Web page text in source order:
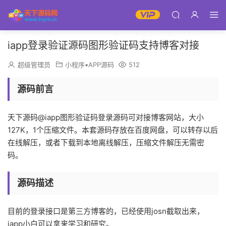
iapp登录验证源码图形验证码支持博客对接
超级管理员 小程序▪APP源码 512
源码前言
天下源码@iapp图形验证码登录源码可对接博客网站，大小
127K，1个压缩文件。本套源码存放在百度网盘，可以转存以后
在线解压，或者下载到本地离线解压，压缩文件解压无需密
码。
源码描述
目前的登录接口是第三方博客的，已经使用josn截取出来，
iapp小白可以拿来学习和研究。